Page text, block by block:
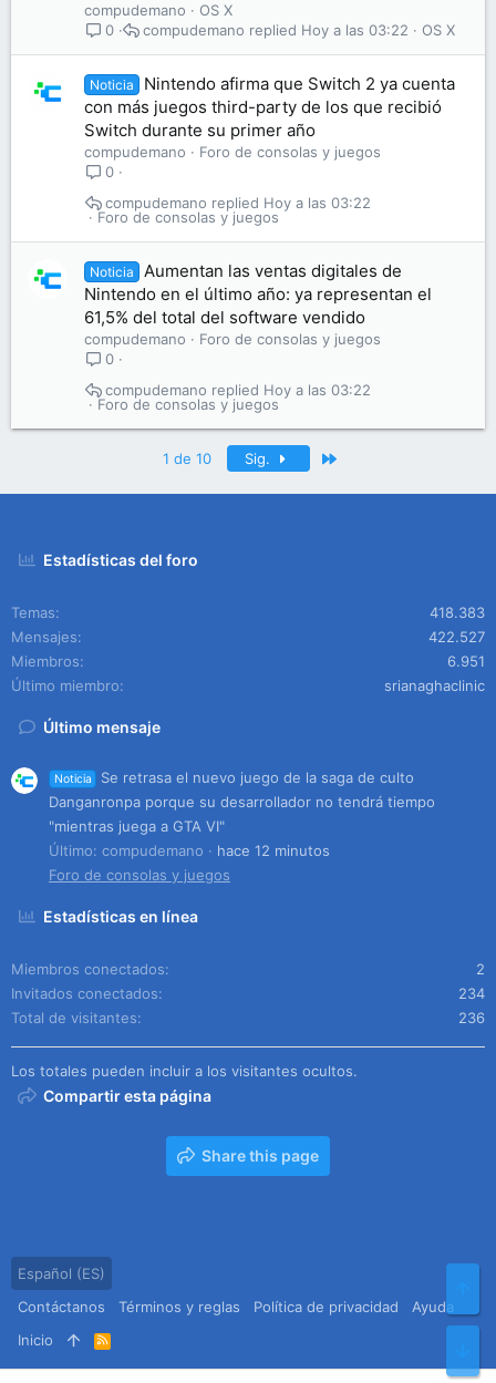
compudemano
OS X
0
OS X
Hoy a las 03:22
compudemano
Noticia
Nintendo afirma que Switch 2 ya cuenta
con más juegos third-party de los que recibió
Switch durante su primer año
compudemano
Foro de consolas y juegos
0
Foro de consolas y juegos
Hoy a las 03:22
compudemano
Noticia
Aumentan las ventas digitales de
Nintendo en el último año: ya representan el
61,5% del total del software vendido
compudemano
Foro de consolas y juegos
0
Foro de consolas y juegos
Hoy a las 03:22
compudemano
1 de 10 Sig.
Estadísticas del foro
Temas
418.383
Mensajes
422.527
Miembros
6.951
Último miembro
srianaghaclinic
Último mensaje
Noticia
Se retrasa el nuevo juego de la saga de culto
Danganronpa porque su desarrollador no tendrá tiempo
"mientras juega a GTA VI"
Último: compudemano
hace 12 minutos
Foro de consolas y juegos
Estadísticas en línea
Miembros conectados
2
Invitados conectados
234
Total de visitantes
236
Los totales pueden incluir a los visitantes ocultos.
Compartir esta página
Share this page
Español (ES)
Contáctanos
Términos y reglas Política de privacidad
Ayuda
Inicio
R
S
S